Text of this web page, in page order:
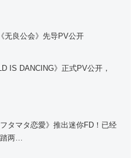
无良公会》先导PV公开
IS DANCING》正式PV公开，
タマタ恋愛》推出迷你FD！已经
踏两…